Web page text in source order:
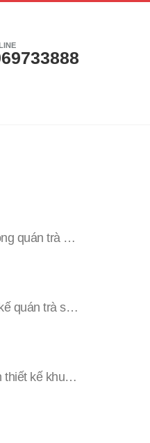
Thi công quán trà sữa Tocotoco các tỉnh miền Nam
Thiết kế quán trà sữa Tocotoco toàn tỉnh miền Nam
Dự án thiết kế khu vui chơi Đặng YUNI